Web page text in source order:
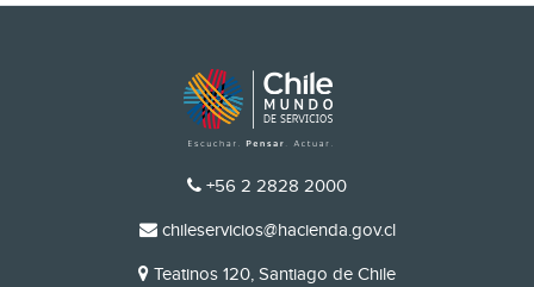
TELÉFONO
+56 2 2828 2000
EMAIL
chileservicios@hacienda.gov.cl
DIRECCIÓN
Teatinos 120, Santiago de Chile